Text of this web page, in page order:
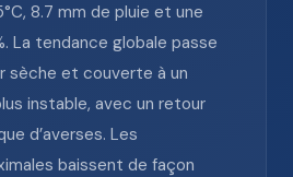
8.7 mm de pluie et une
La tendance globale passe
sèche et couverte à un
instable, avec un retour
d’averses. Les
baissent de façon